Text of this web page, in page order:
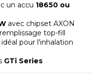
un accu 18650 ou
avec chipset AXON
top-fill
pour l'inhalation
GTi Series